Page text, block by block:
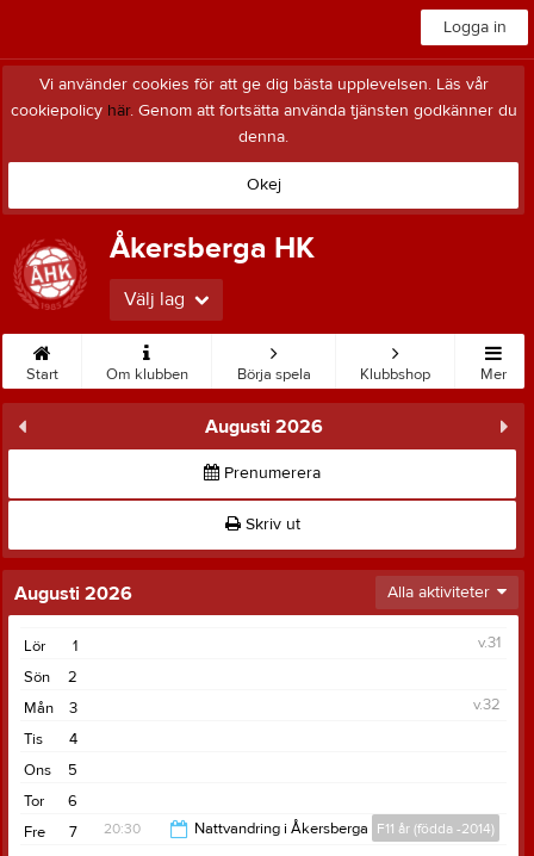
Logga in
Vi använder cookies för att ge dig bästa upplevelsen. Läs vår
cookiepolicy här. Genom att fortsätta använda tjänsten godkänner du
denna.
Okej
Åkersberga HK
Välj lag
Start Om klubben Börja spela Klubbshop Mer
Augusti 2026
Prenumerera
Skriv ut
Augusti 2026 Alla aktiviteter
1
Lör
v.31
2
Sön
3
Mån
v.32
4
Tis
5
Ons
6
Tor
7
Fre 20:30 Nattvandring i Åkersberga F11 år (födda -2014)